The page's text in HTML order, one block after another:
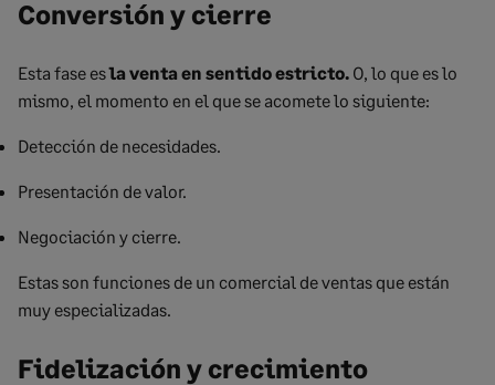
Conversión y cierre
Esta fase esla venta en sentido estricto. O, lo que es lo
mismo, el momento en el que se acomete lo siguiente:
Detección de necesidades.
Presentación de valor.
Negociación y cierre.
Estas son funciones de un comercial de ventas que están
muy especializadas.
Fidelización y crecimiento